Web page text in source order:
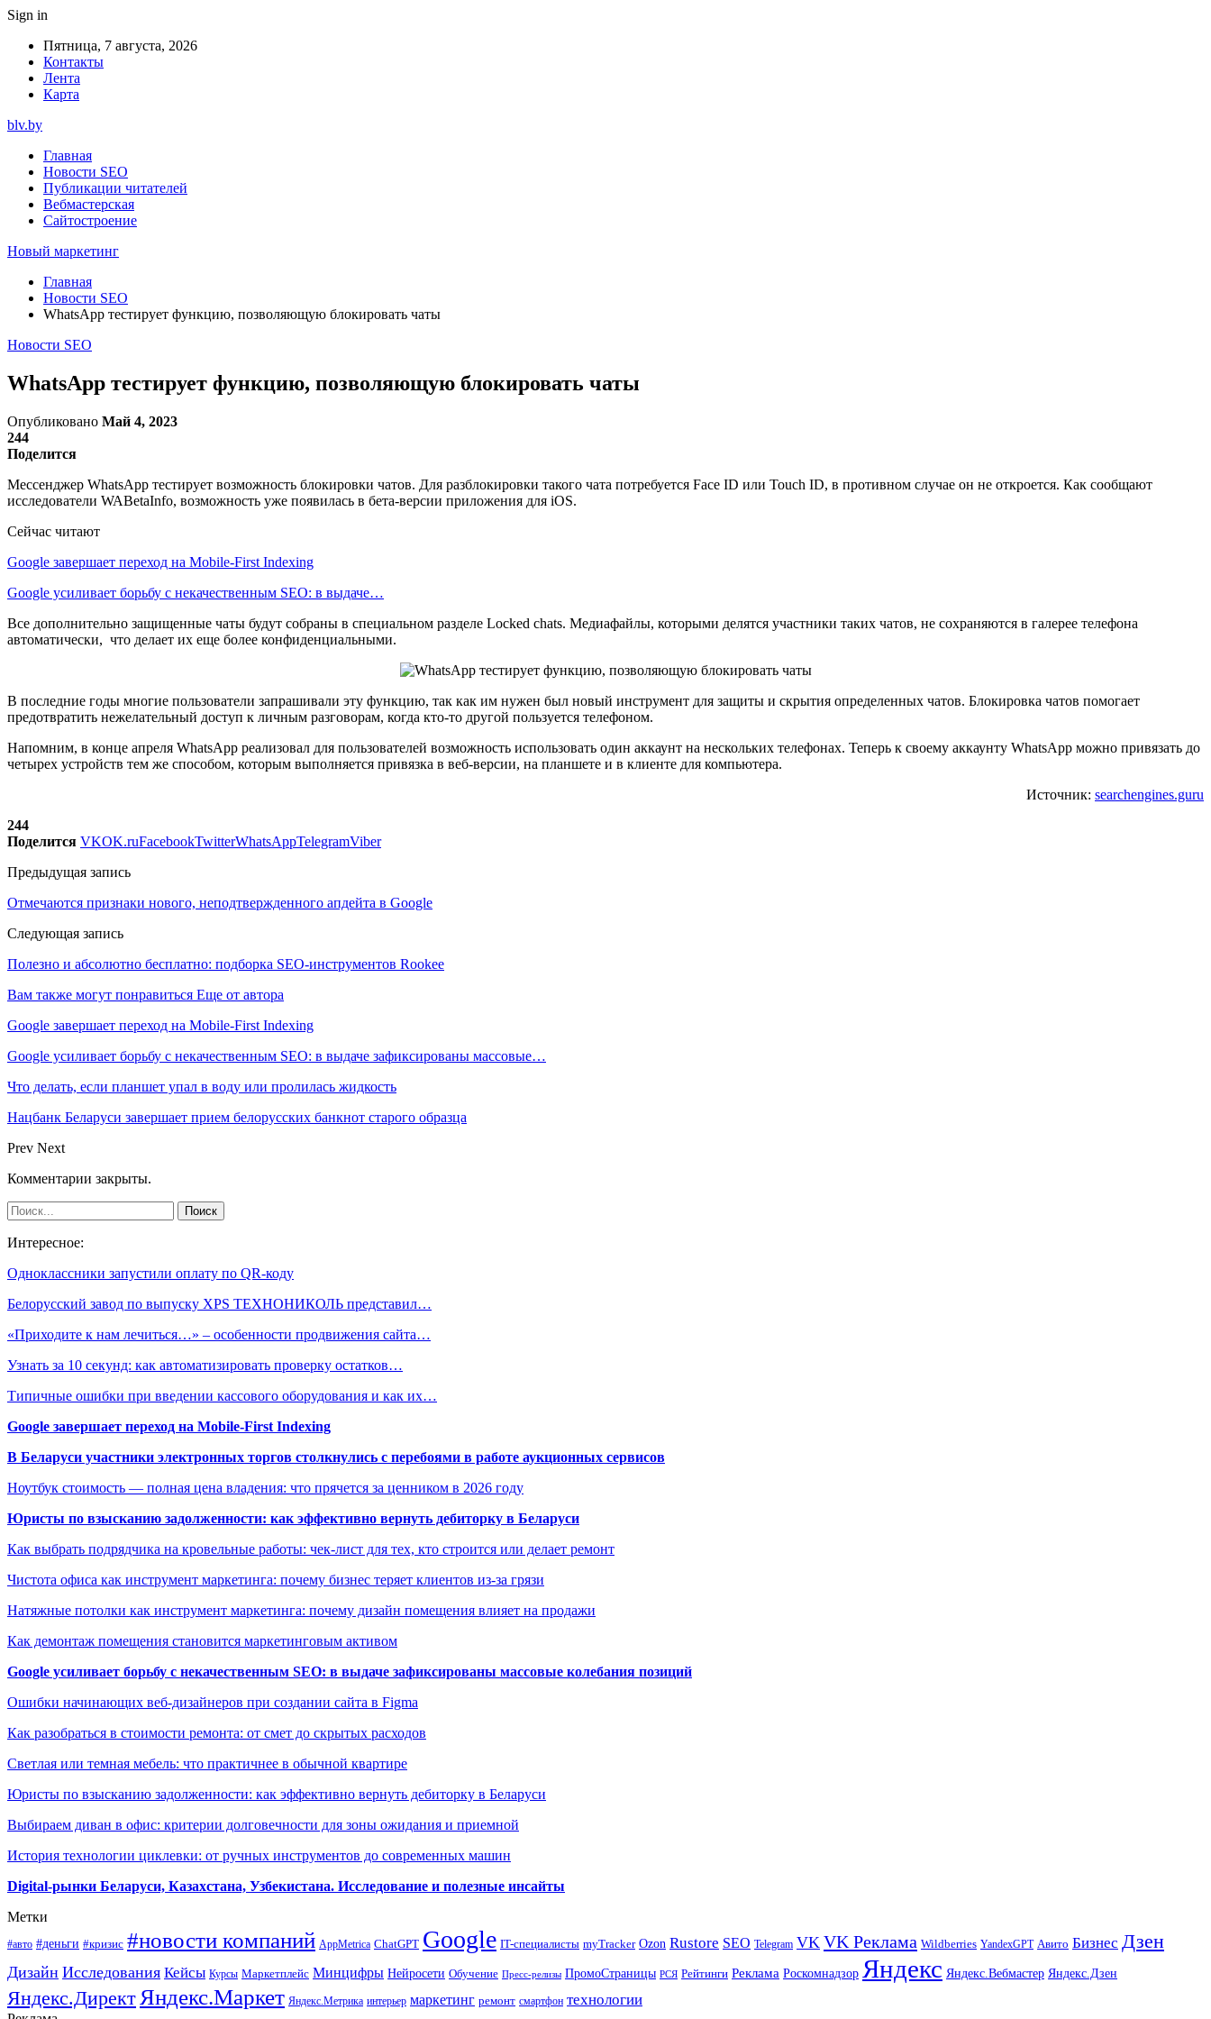
Sign in
Пятница, 7 августа, 2026
Контакты
Лента
Карта
blv.by
Главная
Новости SEO
Публикации читателей
Вебмастерская
Сайтостроение
Новый маркетинг
Главная
Новости SEO
WhatsApp тестирует функцию, позволяющую блокировать чаты
Новости SEO
WhatsApp тестирует функцию, позволяющую блокировать чаты
Опубликовано Май 4, 2023
244
Поделится
Мессенджер WhatsApp тестирует возможность блокировки чатов. Для разблокировки такого чата потребуется Face ID или Touch ID, в противном случае он не откроется. Как сообщают
исследователи WABetaInfo, возможность уже появилась в бета-версии приложения для iOS.
Сейчас читают
Google завершает переход на Mobile-First Indexing
Google усиливает борьбу с некачественным SEO: в выдаче…
Все дополнительно защищенные чаты будут собраны в специальном разделе Locked chats. Медиафайлы, которыми делятся участники таких чатов, не сохраняются в галерее телефона
автоматически, что делает их еще более конфиденциальными.
В последние годы многие пользователи запрашивали эту функцию, так как им нужен был новый инструмент для защиты и скрытия определенных чатов. Блокировка чатов помогает
предотвратить нежелательный доступ к личным разговорам, когда кто-то другой пользуется телефоном.
Напомним, в конце апреля WhatsApp реализовал для пользователей возможность использовать один аккаунт на нескольких телефонах. Теперь к своему аккаунту WhatsApp можно привязать до
четырех устройств тем же способом, которым выполняется привязка в веб-версии, на планшете и в клиенте для компьютера.
Источник: searchengines.guru
244
Поделится VKOK.ruFacebookTwitterWhatsAppTelegramViber
Предыдущая запись
Отмечаются признаки нового, неподтвержденного апдейта в Google
Следующая запись
Полезно и абсолютно бесплатно: подборка SEO-инструментов Rookee
Вам также могут понравиться Еще от автора
Google завершает переход на Mobile-First Indexing
Google усиливает борьбу с некачественным SEO: в выдаче зафиксированы массовые…
Что делать, если планшет упал в воду или пролилась жидкость
Нацбанк Беларуси завершает прием белорусских банкнот старого образца
Prev Next
Комментарии закрыты.
Интересное:
Одноклассники запустили оплату по QR-коду
Белорусский завод по выпуску XPS ТЕХНОНИКОЛЬ представил…
«Приходите к нам лечиться…» – особенности продвижения сайта…
Узнать за 10 секунд: как автоматизировать проверку остатков…
Типичные ошибки при введении кассового оборудования и как их…
Google завершает переход на Mobile-First Indexing
В Беларуси участники электронных торгов столкнулись с перебоями в работе аукционных сервисов
Ноутбук стоимость — полная цена владения: что прячется за ценником в 2026 году
Юристы по взысканию задолженности: как эффективно вернуть дебиторку в Беларуси
Как выбрать подрядчика на кровельные работы: чек-лист для тех, кто строится или делает ремонт
Чистота офиса как инструмент маркетинга: почему бизнес теряет клиентов из-за грязи
Натяжные потолки как инструмент маркетинга: почему дизайн помещения влияет на продажи
Как демонтаж помещения становится маркетинговым активом
Google усиливает борьбу с некачественным SEO: в выдаче зафиксированы массовые колебания позиций
Ошибки начинающих веб-дизайнеров при создании сайта в Figma
Как разобраться в стоимости ремонта: от смет до скрытых расходов
Светлая или темная мебель: что практичнее в обычной квартире
Юристы по взысканию задолженности: как эффективно вернуть дебиторку в Беларуси
Выбираем диван в офис: критерии долговечности для зоны ожидания и приемной
История технологии циклевки: от ручных инструментов до современных машин
Digital-рынки Беларуси, Казахстана, Узбекистана. Исследование и полезные инсайты
Метки
#авто #деньги #кризис #новости компаний AppMetrica ChatGPT Google IT-специалисты myTracker Ozon Rustore SEO Telegram VK VK Реклама Wildberries YandexGPT Авито Бизнес Дзен
Дизайн Исследования Кейсы Курсы Маркетплейс Минцифры Нейросети Обучение Пресс-релизы ПромоСтраницы РСЯ Рейтинги Реклама Роскомнадзор Яндекс Яндекс.Вебмастер Яндекс.Дзен
Яндекс.ДиректЯндекс.Маркет Яндекс.Метрика интерьер маркетинг ремонт смартфон технологии